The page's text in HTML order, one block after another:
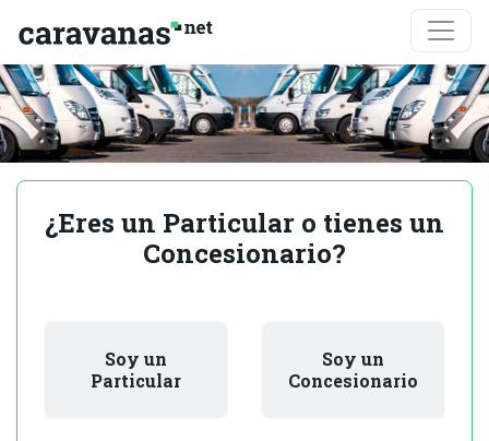
¿Eres un Particular o tienes un
Concesionario?
Soy un
Particular
Soy un
Concesionario